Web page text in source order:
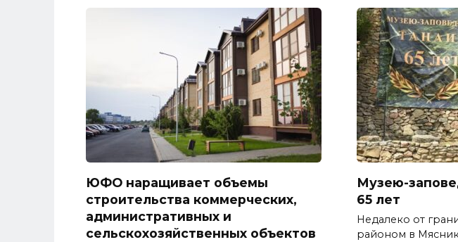
ЮФО наращивает объемы
строительства коммерческих,
административных и
сельскохозяйственных объектов
Музею-
65 лет
Недалеко от
районом в